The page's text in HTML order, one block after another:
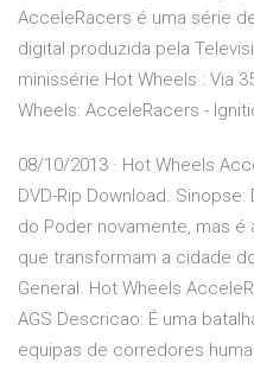
AcceleRacers é uma série
digital produzida pela
minissérie Hot Wheels : Via
Wheels: AcceleRacers -
08/10/2013 · Hot Wheels
DVD-Rip Download.
do Poder novamente, mas é
que transformam a cidade
General. Hot Wheels
AGS Descricao: É uma
equipas de corredores